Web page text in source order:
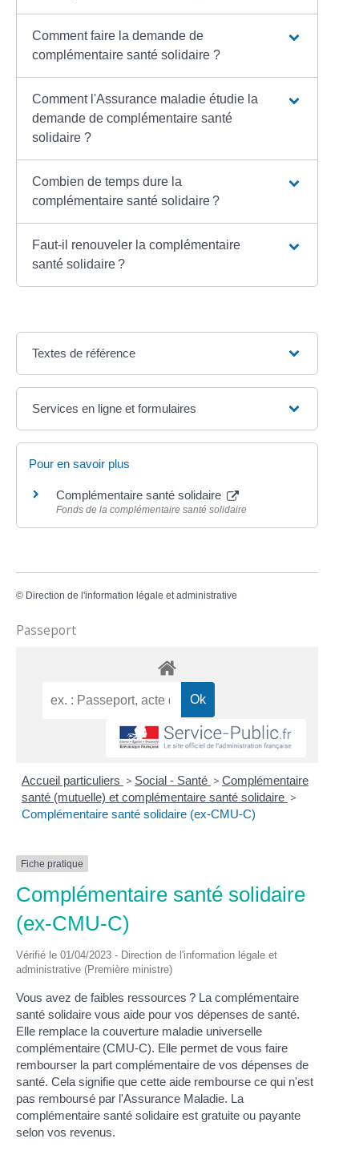
Comment faire la demande de
complémentaire santé solidaire ?
Comment l'Assurance maladie étudie la
demande de complémentaire santé
solidaire ?
Combien de temps dure la
complémentaire santé solidaire ?
Faut-il renouveler la complémentaire
santé solidaire ?
Textes de référence
Services en ligne et formulaires
Pour en savoir plus
Complémentaire santé solidaire
Fonds de la complémentaire santé solidaire
© Direction de l'information légale et administrative
Passeport
Accueil particuliers > Social - Santé > Complémentaire
santé (mutuelle) et complémentaire santé solidaire >
Complémentaire santé solidaire (ex-CMU-C)
Fiche pratique
Complémentaire santé solidaire
(ex-CMU-C)
Vérifié le 01/04/2023 - Direction de l'information légale et
administrative (Première ministre)
Vous avez de faibles ressources ? La complémentaire
santé solidaire vous aide pour vos dépenses de santé.
Elle remplace la couverture maladie universelle
complémentaire (CMU-C). Elle permet de vous faire
rembourser la part complémentaire de vos dépenses de
santé. Cela signifie que cette aide rembourse ce qui n'est
pas remboursé par l'Assurance Maladie. La
complémentaire santé solidaire est gratuite ou payante
selon vos revenus.